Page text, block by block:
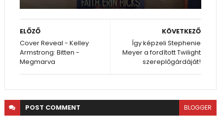
KÖVETKEZŐ
Így képzeli Stephenie
Meyer a fordított Twilight
szereplőgárdáját!
ELŐZŐ
Cover Reveal - Kelley
Armstrong: Bitten -
Megmarva
POST COMMENT BLOGGER